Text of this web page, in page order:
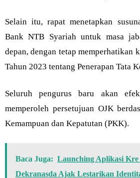
Selain itu, rapat menetapkan
Bank NTB Syariah untuk masa
depan, dengan tetap memperhatikan
Tahun 2023 tentang Penerapan Tata
Seluruh pengurus baru akan
memperoleh persetujuan OJK
Kemampuan dan Kepatutan (PKK).
Baca Juga: Launching Aplikasi Kre
Dekranasda Ajak Lestarikan